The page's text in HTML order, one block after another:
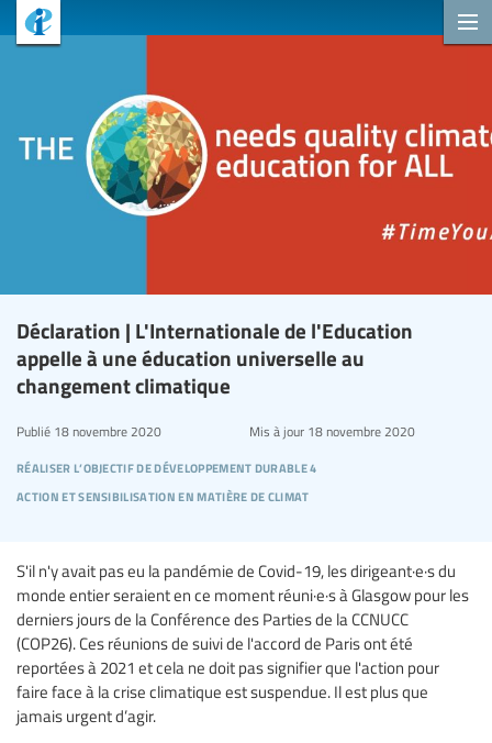
Déclaration | L'Internationale de l'Education
appelle à une éducation universelle au
changement climatique
réaliser l’objectif de développement durable 4
action et sensibilisation en matière de climat
Publié 18 novembre 2020 Mis à jour18 novembre 2020
S'il n'y avait pas eu la pandémie de Covid-19, les dirigeant·e·s du
monde entier seraient en ce moment réuni·e·s à Glasgow pour les
derniers jours de la Conférence des Parties de la CCNUCC
(COP26). Ces réunions de suivi de l'accord de Paris ont été
reportées à 2021 et cela ne doit pas signifier que l'action pour
faire face à la crise climatique est suspendue. Il est plus que
jamais urgent d’agir.